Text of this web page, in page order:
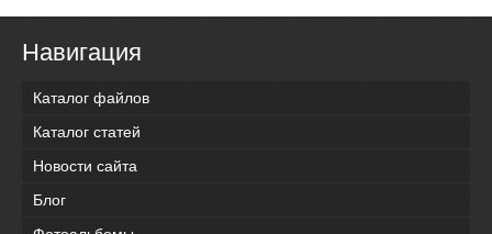
Навигация
Каталог файлов
Каталог статей
Новости сайта
Блог